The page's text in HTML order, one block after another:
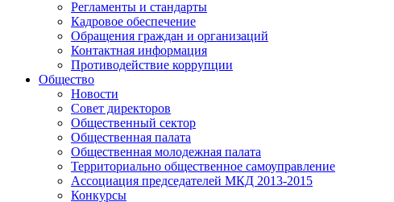
Регламенты и стандарты
Кадровое обеспечение
Обращения граждан и организаций
Контактная информация
Противодействие коррупции
Общество
Новости
Совет директоров
Общественный сектор
Общественная палата
Общественная молодежная палата
Территориально общественное самоуправление
Ассоциация председателей МКД 2013-2015
Конкурсы